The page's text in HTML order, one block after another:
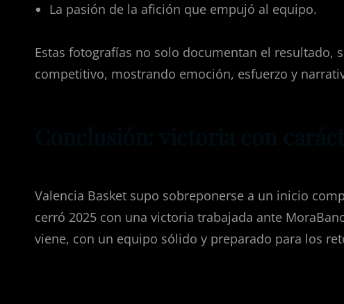
La pasión de la afición que empujó al equipo.
Estas fotografías no solo documentan el
competitivo, mostrando emoción, esfuerzo y
Valencia Basket supo sobreponerse a un inicio
cerró 2025 con una victoria trabajada ante
viene, con un equipo sólido y preparado para los